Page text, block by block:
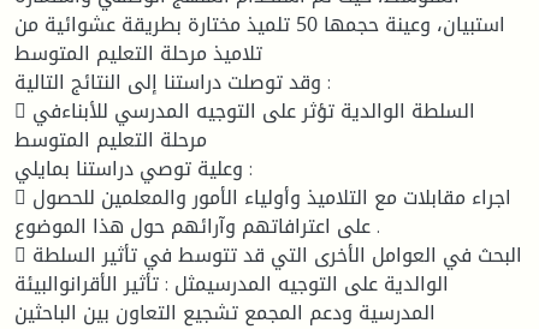
استبيان، وعينة حجمها 50 تلميذ مختارة بطريقة عشوائية من
تلاميذ مرحلة التعليم المتوسط
وقد توصلت دراستنا إلى النتائج التالية :
 السلطة الوالدية تؤثر على التوجيه المدرسي للأبناءفي
مرحلة التعليم المتوسط
وعلية توصي دراستنا بمايلي :
 اجراء مقابلات مع التلاميذ وأولياء الأمور والمعلمين للحصول
على اعترافاتهم وآرائهم حول هذا الموضوع .
 البحث في العوامل الأخرى التي قد تتوسط في تأثير السلطة
الوالدية على التوجيه المدرسيمثل : تأثير الأقرانوالبيئة
المدرسية ودعم المجمع تشجيع التعاون بين الباحثين